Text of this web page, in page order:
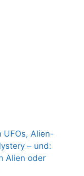
UFOs, Alien-
– und:
Alien oder